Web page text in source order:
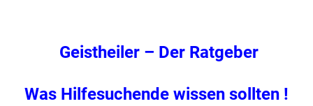
Geistheiler – Der Ratgeber
Was Hilfesuchende wissen sollten !